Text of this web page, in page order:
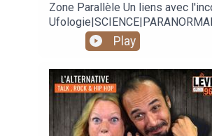
Zone Parallèle Un liens avec
Animé par Carole Lauzé, SteveZ
https://www.facebook.com/
https://www.facebook.com/
https://www.zoneparallele.com/
https://twitter.com/zoneparallele
https://www.youtube.com/
Play